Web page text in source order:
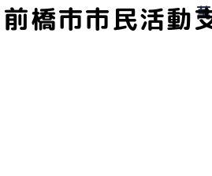
前橋市市民活動